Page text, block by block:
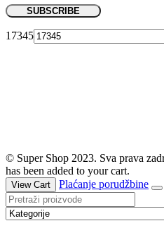
17345
© Super Shop 2023. Sva prava
has been added to your cart.
View Cart Plaćanje porudžbine